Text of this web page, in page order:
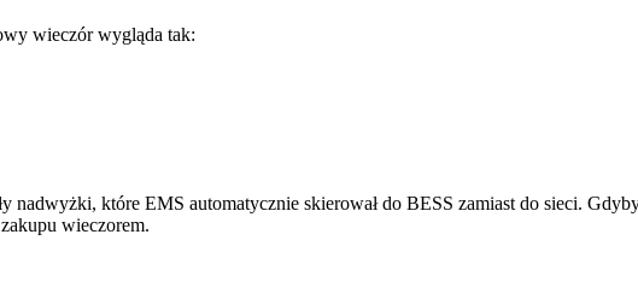
wieczór wygląda tak:
nadwyżki, które EMS automatycznie skierował do BESS zamiast do sieci.
wieczorem.